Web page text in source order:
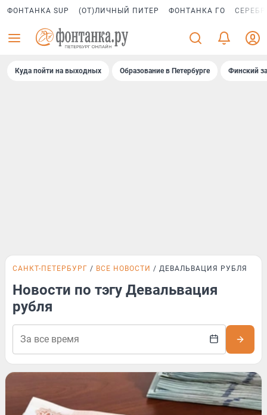
ФОНТАНКА SUP (ОТ)ЛИЧНЫЙ ПИТЕР ФОНТАНКА ГО
Куда пойти на выходных Образование в Петербурге Финский
САНКТ-ПЕТЕРБУРГ ВСЕ НОВОСТИ ДЕВАЛЬВАЦИЯ РУБЛЯ
Новости по тэгу Девальвация
рубля